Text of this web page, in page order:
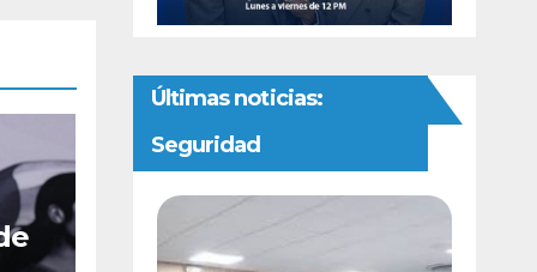
Últimas noticias:
Seguridad